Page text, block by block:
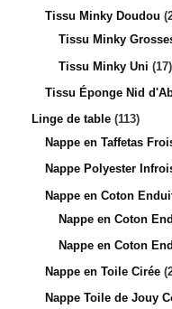
Tissu Minky Doudou
Tissu Minky
Tissu Minky Uni
17
Tissu Éponge Nid
Linge de table 113
Nappe en Taffetas
Nappe Polyester
Nappe en Coton
Nappe en Coton
Nappe en Coton
Nappe en Toile Cirée
Nappe Toile de Jouy